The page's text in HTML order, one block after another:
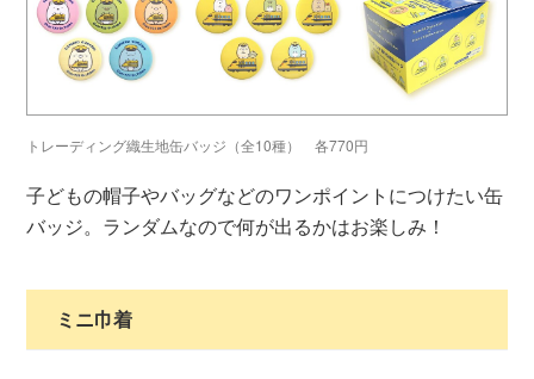
トレーディング織生地缶バッジ（全10種） 各770円
子どもの帽子やバッグなどのワンポイントにつけたい缶
バッジ。ランダムなので何が出るかはお楽しみ！
ミニ巾着